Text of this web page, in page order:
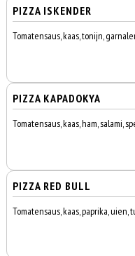
PIZZA ISKENDER
Tomatensaus, kaas, tonijn,
PIZZA KAPADOKYA
Tomatensaus, kaas, ham, salami,
PIZZA RED BULL
Tomatensaus, kaas, paprika,